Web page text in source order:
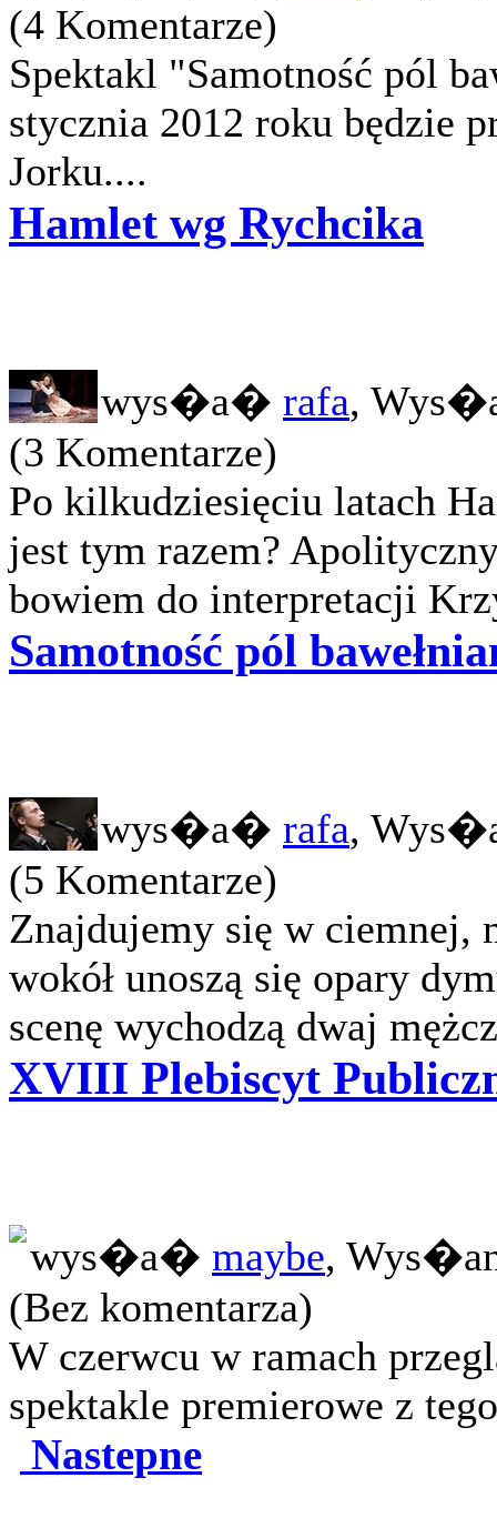
(4 Komentarze)
Spektakl "Samotność pól
stycznia 2012 roku będzie
Jorku....
Hamlet wg Rychcika
wys�a� rafa,
(3 Komentarze)
Po kilkudziesięciu latach
jest tym razem?
bowiem do interpretacji
Samotność pól
wys�a� rafa,
(5 Komentarze)
Znajdujemy się w ciemnej,
wokół unoszą się opary
scenę wychodzą dwaj
XVIII Plebiscyt
wys�a� maybe,
(Bez komentarza)
W czerwcu w ramach
spektakle premierowe z
Nastepne